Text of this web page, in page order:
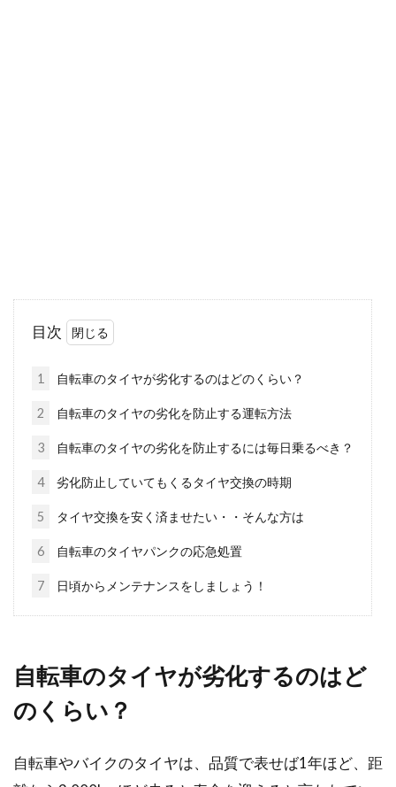
夜間に自転車走行する場合、道路交通法でライ
トの点灯が義務付けられています。そこで今回
オシャレ好き必見！色も形も質感も
様々な自転車のサドルたち
道行く自転車を見ていると、自転車の中でも特
にロードバイクのサドルはいろいろな種類があ
ることが分かると...
目安は？
ね。そんな経験は...
目次
1 自転車のタイヤが劣化するのはどのくらい？
2 自転車のタイヤの劣化を防止する運転方法
3 自転車のタイヤの劣化を防止するには毎日乗るべき？
4 劣化防止していてもくるタイヤ交換の時期
5 タイヤ交換を安く済ませたい・・そんな方は
6 自転車のタイヤパンクの応急処置
7 日頃からメンテナンスをしましょう！
自転車のタイヤが劣化するのはど
のくらい？
自転車やバイクのタイヤは、品質で表せば1年ほど、距